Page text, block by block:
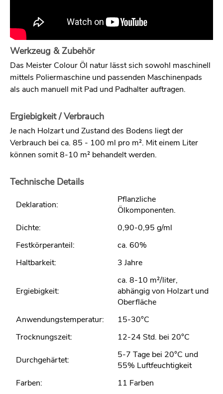
Werkzeug & Zubehör
Das Meister Colour Öl natur lässt sich sowohl maschinell
mittels Poliermaschine und passenden Maschinenpads
als auch manuell mit Pad und Padhalter auftragen.
Ergiebigkeit / Verbrauch
Je nach Holzart und Zustand des Bodens liegt der
Verbrauch bei ca. 85 - 100 ml pro m². Mit einem Liter
können somit 8-10 m² behandelt werden.
Technische Details
Deklaration:
Pflanzliche
Ölkomponenten.
Dichte:
0,90-0,95 g/ml
Festkörperanteil:
ca. 60%
Haltbarkeit:
3 Jahre
Ergiebigkeit:
ca. 8-10 m²/liter,
abhängig von Holzart und
Oberfläche
Anwendungstemperatur:
15-30°C
Trocknungszeit:
12-24 Std. bei 20°C
Durchgehärtet:
5-7 Tage bei 20°C und
55% Luftfeuchtigkeit
Farben:
11 Farben